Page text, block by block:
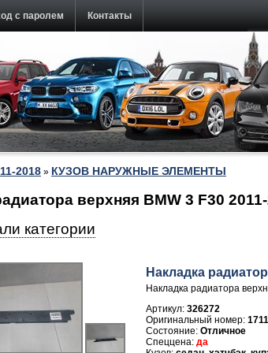
с паролем Контакты
2018 » КУЗОВ НАРУЖНЫЕ ЭЛЕМЕНТЫ
верхняя BMW 3 F30
категории
Накладка
Накладка радиатора
Артикул: 326272
Отличное
да